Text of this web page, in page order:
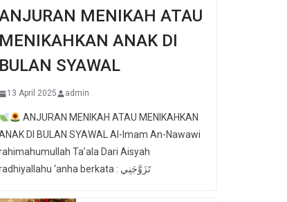
MENIKAH ATAU
MENIKAHKAN ANAK DI
BULAN SYAWAL
13 April 2025 admin
ANJURAN MENIKAH ATAU MENIKAHKAN
DI BULAN SYAWAL Al-Imam An-Nawawi
Ta’ala Dari Aisyah
radhiyallahu ‘anha berkata : تَزَوَّجَنِي